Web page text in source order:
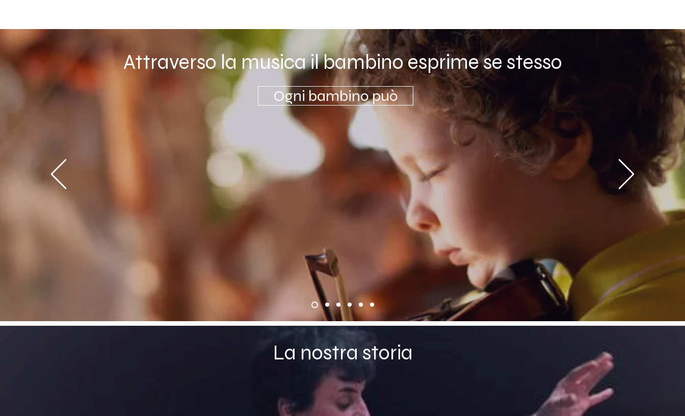
Attraverso la musica il bambino esprime se stesso
Ogni bambino può
La nostra storia